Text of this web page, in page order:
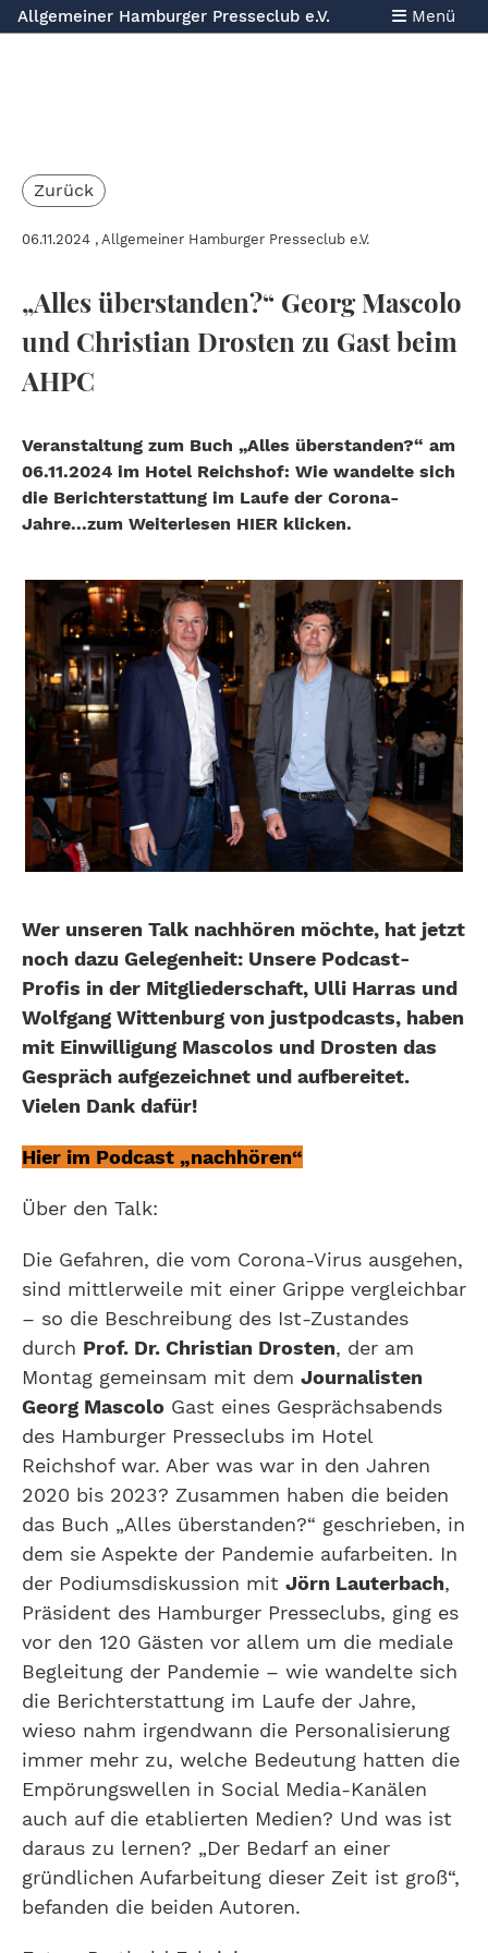
Allgemeiner Hamburger Presseclub e.V. Menü
Zurück
06.11.2024 , Allgemeiner Hamburger Presseclub e.V.
„Alles überstanden?“ Georg Mascolo
und Christian Drosten zu Gast beim
AHPC
Veranstaltung zum Buch „Alles überstanden?“ am
06.11.2024 im Hotel Reichshof: Wie wandelte sich
die Berichterstattung im Laufe der Corona-
Jahre...zum Weiterlesen HIER klicken.
Wer unseren Talk nachhören möchte, hat jetzt
noch dazu Gelegenheit: Unsere Podcast-
Profis in der Mitgliederschaft, Ulli Harras und
Wolfgang Wittenburg von justpodcasts, haben
mit Einwilligung Mascolos und Drosten das
Gespräch aufgezeichnet und aufbereitet.
Vielen Dank dafür!
Hier im Podcast „nachhören“
Über den Talk:
Die Gefahren, die vom Corona-Virus ausgehen,
sind mittlerweile mit einer Grippe vergleichbar
– so die Beschreibung des Ist-Zustandes
durch Prof. Dr. Christian Drosten, der am
Montag gemeinsam mit dem Journalisten
Georg Mascolo Gast eines Gesprächsabends
des Hamburger Presseclubs im Hotel
Reichshof war. Aber was war in den Jahren
2020 bis 2023? Zusammen haben die beiden
das Buch „Alles überstanden?“ geschrieben, in
dem sie Aspekte der Pandemie aufarbeiten. In
der Podiumsdiskussion mit Jörn Lauterbach,
Präsident des Hamburger Presseclubs, ging es
vor den 120 Gästen vor allem um die mediale
Begleitung der Pandemie – wie wandelte sich
die Berichterstattung im Laufe der Jahre,
wieso nahm irgendwann die Personalisierung
immer mehr zu, welche Bedeutung hatten die
Empörungswellen in Social Media-Kanälen
auch auf die etablierten Medien? Und was ist
daraus zu lernen? „Der Bedarf an einer
gründlichen Aufarbeitung dieser Zeit ist groß“,
befanden die beiden Autoren.